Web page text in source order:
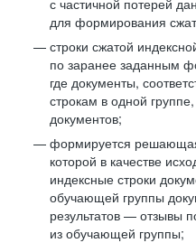
с частичной потерей
для формирования
строки сжатой
по заранее заданным
где документы,
строкам в одной
документов;
формируется
которой в качестве
индексные строки
обучающей группы
результатов — отзывы
из обучающей группы;